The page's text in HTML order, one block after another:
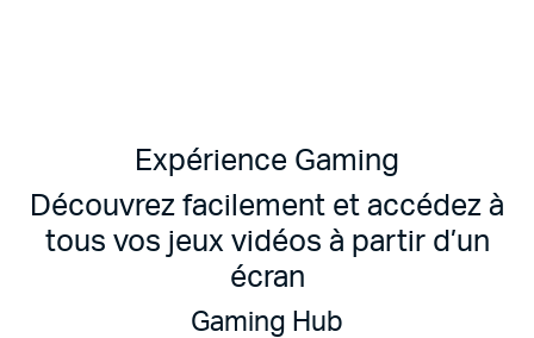
Expérience Gaming
Découvrez facilement et accédez à
tous vos jeux vidéos à partir d’un
écran
Gaming Hub